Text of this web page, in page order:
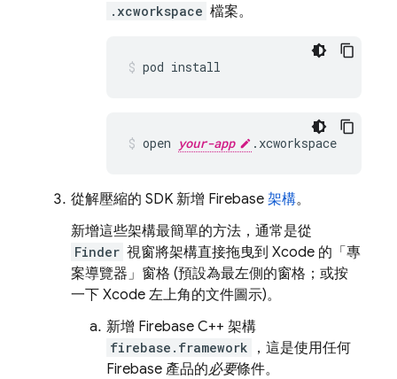
.xcworkspace 檔案。
pod install
open your-app .xcworkspace
從解壓縮的 SDK 新增 Firebase 架構。
新增這些架構最簡單的方法，通常是從
Finder 視窗將架構直接拖曳到 Xcode 的「專
案導覽器」 窗格 (預設為最左側的窗格；或按
一下 Xcode 左上角的文件圖示)。
新增 Firebase C++ 架構
firebase.framework
，這是使用任何
Firebase 產品的必要條件。